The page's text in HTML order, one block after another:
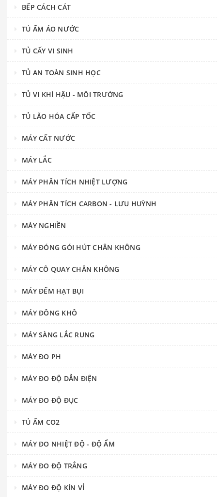
BẾP CÁCH CÁT
TỦ ẤM ÁO NƯỚC
TỦ CẤY VI SINH
TỦ AN TOÀN SINH HỌC
TỦ VI KHÍ HẬU - MÔI TRƯỜNG
TỦ LÃO HÓA CẤP TỐC
MÁY CẤT NƯỚC
MÁY LẮC
MÁY PHÂN TÍCH NHIỆT LƯỢNG
MÁY PHÂN TÍCH CARBON - LƯU HUỲNH
MÁY NGHIỀN
MÁY ĐÓNG GÓI HÚT CHÂN KHÔNG
MÁY CÔ QUAY CHÂN KHÔNG
MÁY ĐẾM HẠT BỤI
MÁY ĐÔNG KHÔ
MÁY SÀNG LẮC RUNG
MÁY ĐO PH
MÁY ĐO ĐỘ DẪN ĐIỆN
MÁY ĐO ĐỘ ĐỤC
TỦ ẤM CO2
MÁY ĐO NHIỆT ĐỘ - ĐỘ ẨM
MÁY ĐO ĐỘ TRẮNG
MÁY ĐO ĐỘ KÍN VỈ